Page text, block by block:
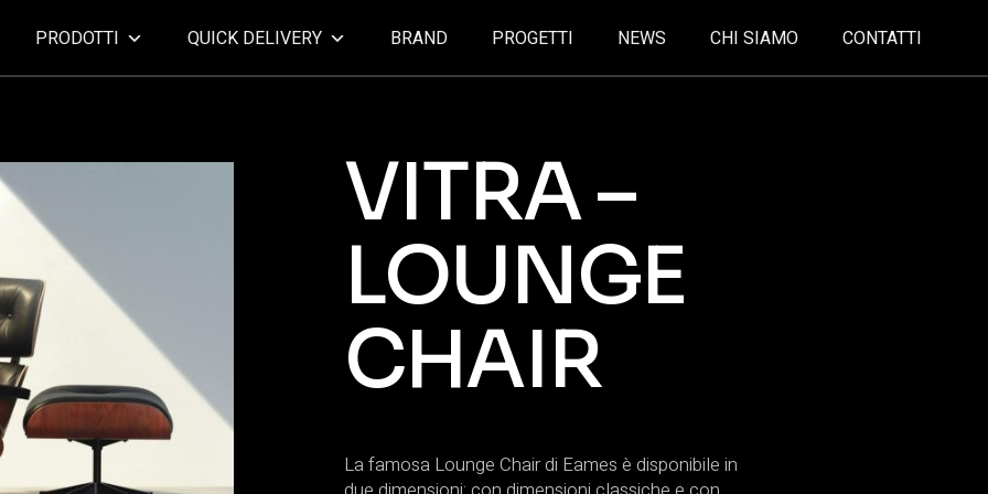
PRODOTTI QUICK DELIVERY BRAND PROGETTI NEWS CHI SIAMO CONTATTI
VITRA –
LOUNGE
CHAIR
La famosa Lounge Chair di Eames è disponibile in